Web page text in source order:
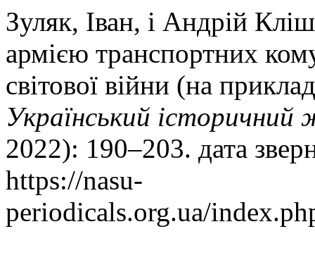
Зуляк, Іван, і Андрій
армією транспортних
світової війни (на
Український історичний
2022): 190–203. дата
https://nasu-
periodicals.org.ua/